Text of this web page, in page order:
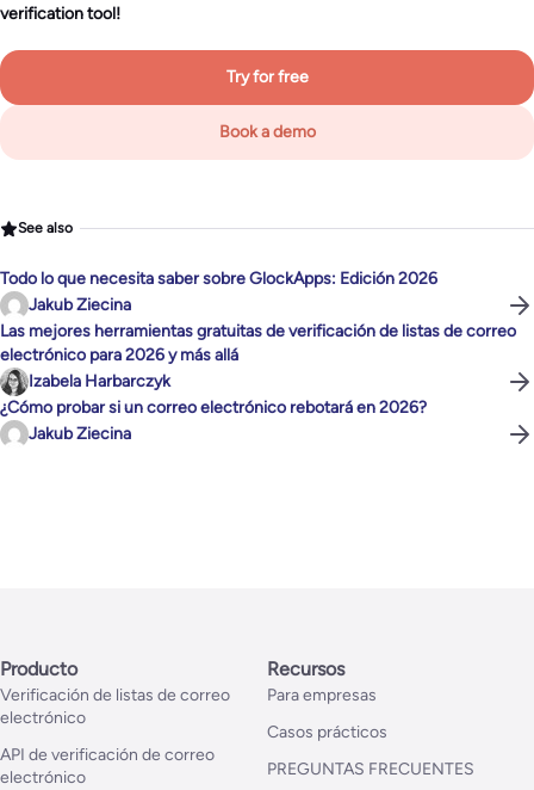
verification tool!
Try for free
Book a demo
See also
Todo lo que necesita saber sobre GlockApps: Edición 2026
Jakub Ziecina
Las mejores herramientas gratuitas de verificación de listas de correo
electrónico para 2026 y más allá
Izabela Harbarczyk
¿Cómo probar si un correo electrónico rebotará en 2026?
Jakub Ziecina
Producto
Verificación de listas de correo
electrónico
API de verificación de correo
electrónico
Recursos
Para empresas
Casos prácticos
PREGUNTAS FRECUENTES